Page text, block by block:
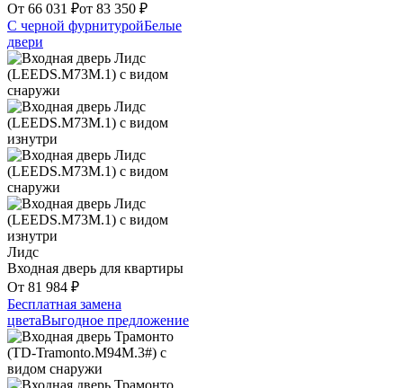
От 66 031 ₽от 83 350 ₽
С черной фурнитуройБелые
двери
Лидс
Входная дверь для квартиры
От 81 984 ₽
Бесплатная замена
цветаВыгодное предложение